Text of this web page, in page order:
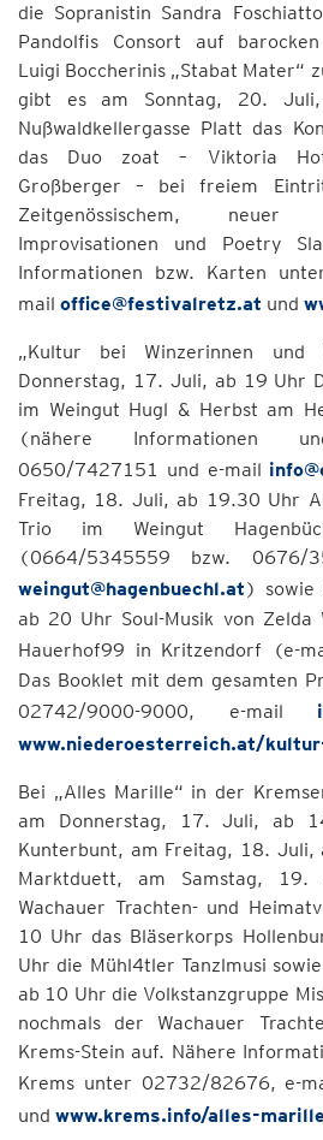
die Sopranistin Sandra
Pandolfis Consort auf
Luigi Boccherinis „Stabat Mater“
gibt es am Sonntag, 20.
Nußwaldkellergasse Platt das
das Duo zoat – Viktoria
Großberger – bei freiem
Zeitgenössischem, neuer
Improvisationen und Poetry
Informationen bzw. Karten
mail office@festivalretz.at und
„Kultur bei Winzerinnen und
Donnerstag, 17. Juli, ab 19 Uhr
im Weingut Hugl & Herbst am
(nähere Informationen
0650/7427151 und e-mail
Freitag, 18. Juli, ab 19.30 Uhr
Trio im Weingut
(0664/5345559 bzw. 0676/
weingut@hagenbuechl.at) sowie
ab 20 Uhr Soul-Musik von Zelda
Hauerhof99 in Kritzendorf (e-
Das Booklet mit dem gesamten
02742/9000-9000, e-mail
www.niederoesterreich.at/
Bei „Alles Marille“ in der
am Donnerstag, 17. Juli, ab
Kunterbunt, am Freitag, 18. Juli,
Marktduett, am Samstag,
Wachauer Trachten- und
10 Uhr das Bläserkorps
Uhr die Mühl4tler Tanzlmusi
ab 10 Uhr die Volkstanzgruppe
nochmals der Wachauer
Krems-Stein auf. Nähere
Krems unter 02732/82676, e-
und www.krems.info/alles-marille